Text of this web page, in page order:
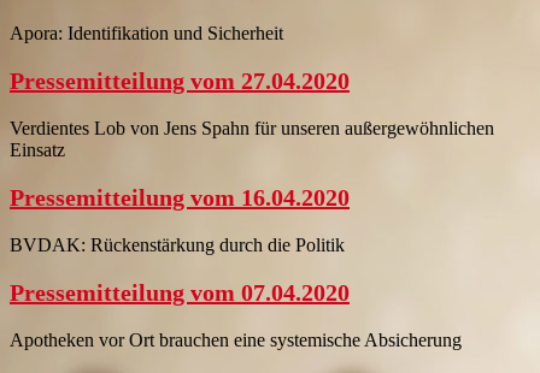
Apora: Identifikation und Sicherheit
Pressemitteilung vom 27.04.2020
Verdientes Lob von Jens Spahn für unseren außergewöhnlichen
Einsatz
Pressemitteilung vom 16.04.2020
BVDAK: Rückenstärkung durch die Politik
Pressemitteilung vom 07.04.2020
Apotheken vor Ort brauchen eine systemische Absicherung